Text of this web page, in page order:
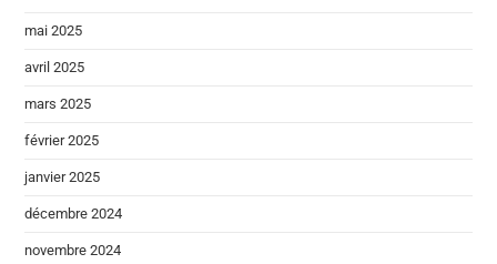
mai 2025
avril 2025
mars 2025
février 2025
janvier 2025
décembre 2024
novembre 2024